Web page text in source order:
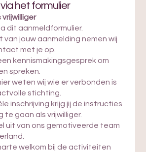
het formulier
vrijwilliger
dit aanmeldformulier.
van jouw aanmelding nemen wij
met je op.
kennismakingsgesprek om
spreken.
weten wij wie er verbonden is
stichting.
inschrijving krijg jij de instructies
te gaan als vrijwilliger.
uit van ons gemotiveerde team
welkom bij de activiteiten